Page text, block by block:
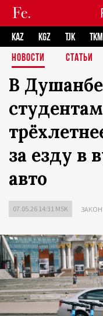
KAZ KGZ TJK TKM
НОВОСТИ
СТАТЬИ
В
за езду в
авто
07.05.26 14:31 MSK